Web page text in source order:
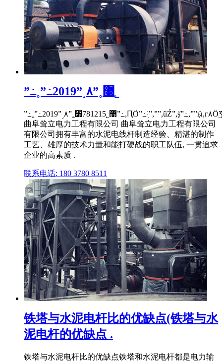
ˮ߸˳ˮ߸2019ˮ˼۸ˮ˳޹˾781215׸ֽˮ߸,ԤӦˮ߸˸ֽˮ,ˮˮ,ũŹˮ,ṩֹˮ߸,ˮˮܼӹ,г۸ӦƷ,ӭѯ.
曲阜耸立电力工程有限公司 曲阜耸立电力工程有限公司
有限公司拥有丰富的水泥电线杆制造经验、精湛的制作
工艺、雄厚的技术力量和能打硬战的职工队伍, 一贯追求
企业的高素质 .
联系电话: 180 3780 8511
铁塔与水泥电杆比的优缺点(铁塔与水
泥电杆的优缺点 .
铁塔与水泥电杆比的优缺点铁塔和水泥电杆都是电力输